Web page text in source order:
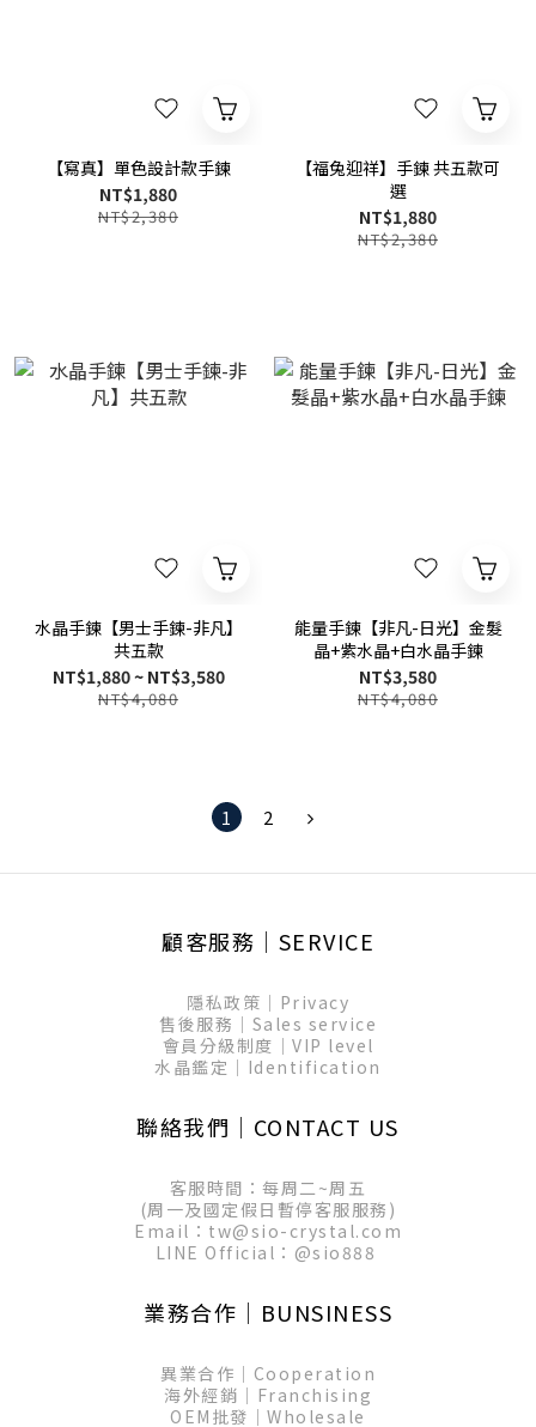
【寫真】單色設計款手鍊
NT$1,880
NT$2,380
【福兔迎祥】手鍊 共五款可
選
NT$1,880
NT$2,380
水晶手鍊【男士手鍊-非凡】
共五款
NT$1,880 ~ NT$3,580
NT$4,080
能量手鍊【非凡-日光】金髮
晶+紫水晶+白水晶手鍊
NT$3,580
NT$4,080
1 2
顧客服務│SERVICE
隱私政策│Privacy
售後服務│Sales service
會員分級制度│VIP level
水晶鑑定│Identification
聯絡我們│CONTACT US
客服時間：每周二~周五
(周一及國定假日暫停客服服務)
Email：tw@sio-crystal.com
LINE Official： @sio888
業務合作│BUNSINESS
異業合作│Cooperation
海外經銷│Franchising
OEM批發│Wholesale